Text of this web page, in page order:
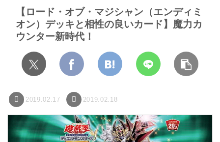
【ロード・オブ・マジシャン（エンディミ
オン）デッキと相性の良いカード】魔力カ
ウンター新時代！
2019.02.17 2019.02.18